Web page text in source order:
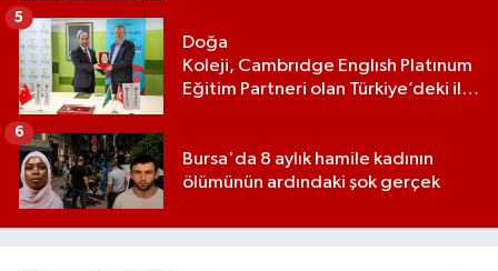
Doğa
Koleji, Cambrıdge Englısh Platınum
Eğitim Partneri olan Türkiye’deki ilk
5
Bursa'da 8 aylık hamile kadının
ölümünün ardındaki şok gerçek
6